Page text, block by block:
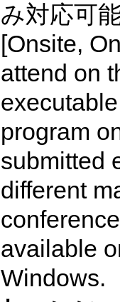
み対応可
[Onsite,
attend on
program
submitted
different
available
Windows.